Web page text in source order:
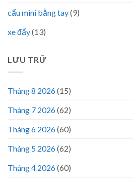
cẩu mini bằng tay(9)
xe đẩy(13)
LƯU TRỮ
Tháng 8 2026(15)
Tháng 7 2026(62)
Tháng 6 2026(60)
Tháng 5 2026(62)
Tháng 4 2026(60)